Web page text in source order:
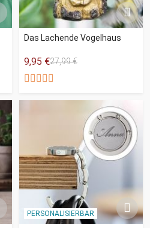
Das Lachende Vogelhaus
9,95 €27,99 €
PERSONALISIERBAR